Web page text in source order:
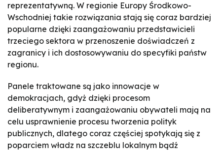
reprezentatywną. W regionie Europy Środkowo-
Wschodniej takie rozwiązania stają się coraz bardziej
popularne dzięki zaangażowaniu przedstawicieli
trzeciego sektora w przenoszenie doświadczeń z
zagranicy i ich dostosowywaniu do specyfiki państw
regionu.
Panele traktowane są jako innowacje w
demokracjach, gdyż dzięki procesom
deliberatywnym i zaangażowaniu obywateli mają na
celu usprawnienie procesu tworzenia polityk
publicznych, dlatego coraz częściej spotykają się z
poparciem władz na szczeblu lokalnym bądź